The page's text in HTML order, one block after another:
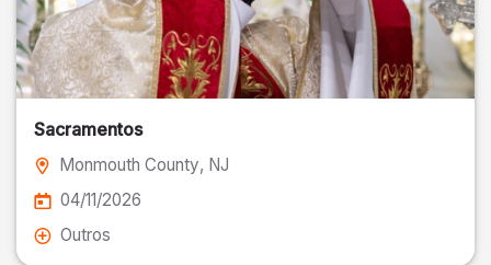
Sacramentos
Monmouth County, NJ
04/11/2026
Outros